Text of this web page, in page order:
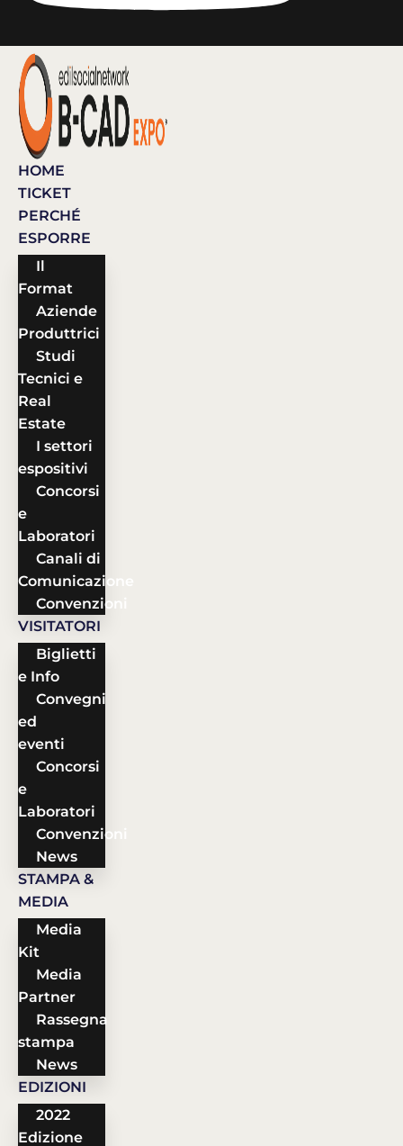
HOME
TICKET
PERCHÉ
ESPORRE
Il
Format
Aziende
Produttrici
Studi
Tecnici e
Real
Estate
I settori
espositivi
Concorsi
e
Laboratori
Canali di
Comunicazione
Convenzioni
VISITATORI
Biglietti
e Info
Convegni
ed
eventi
Concorsi
e
Laboratori
Convenzioni
News
STAMPA &
MEDIA
Media
Kit
Media
Partner
Rassegna
stampa
News
EDIZIONI
2022
Edizione